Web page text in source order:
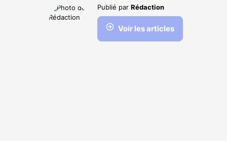
Publié par Rédaction
Voir les articles